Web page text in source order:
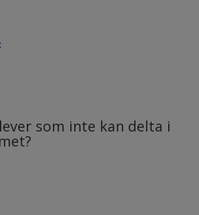
som inte kan delta i